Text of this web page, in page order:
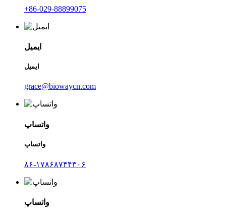
‎+86-029-88899075‎
ایمیل
ایمیل
grace@biowaycn.com
واتساپ
واتساپ
۸۶-۱۷۸۶۸۷۴۴۳۰۶
واتساپ